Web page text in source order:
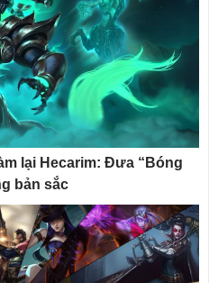
lại Hecarim: Đưa “Bóng
bản sắc